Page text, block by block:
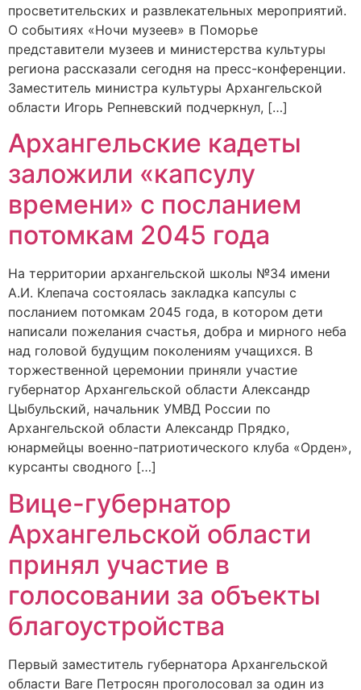
просветительских и развлекательных мероприятий.
О событиях «Ночи музеев» в Поморье
представители музеев и министерства культуры
региона рассказали сегодня на пресс-конференции.
Заместитель министра культуры Архангельской
области Игорь Репневский подчеркнул, […]
Архангельские кадеты
заложили «капсулу
времени» с посланием
потомкам 2045 года
На территории архангельской школы №34 имени
А.И. Клепача состоялась закладка капсулы с
посланием потомкам 2045 года, в котором дети
написали пожелания счастья, добра и мирного неба
над головой будущим поколениям учащихся. В
торжественной церемонии приняли участие
губернатор Архангельской области Александр
Цыбульский, начальник УМВД России по
Архангельской области Александр Прядко,
юнармейцы военно-патриотического клуба «Орден»,
курсанты сводного […]
Вице-губернатор
Архангельской области
принял участие в
голосовании за объекты
благоустройства
Первый заместитель губернатора Архангельской
области Ваге Петросян проголосовал за один из